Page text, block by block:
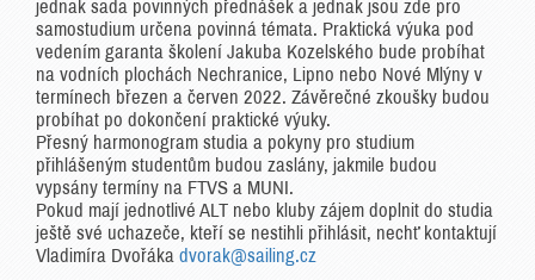
jednak sada povinných přednášek a jednak jsou zde pro
samostudium určena povinná témata. Praktická výuka pod
vedením garanta školení Jakuba Kozelského bude probíhat
na vodních plochách Nechranice, Lipno nebo Nové Mlýny v
termínech březen a červen 2022. Závěrečné zkoušky budou
probíhat po dokončení praktické výuky.
Přesný harmonogram studia a pokyny pro studium
přihlášeným studentům budou zaslány, jakmile budou
vypsány termíny na FTVS a MUNI.
Pokud mají jednotlivé ALT nebo kluby zájem doplnit do studia
ještě své uchazeče, kteří se nestihli přihlásit, nechť kontaktují
Vladimíra Dvořáka dvorak@sailing.cz